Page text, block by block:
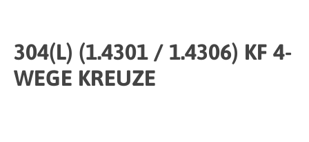
304(L) (1.4301 / 1.4306) KF 4-
WEGE KREUZE